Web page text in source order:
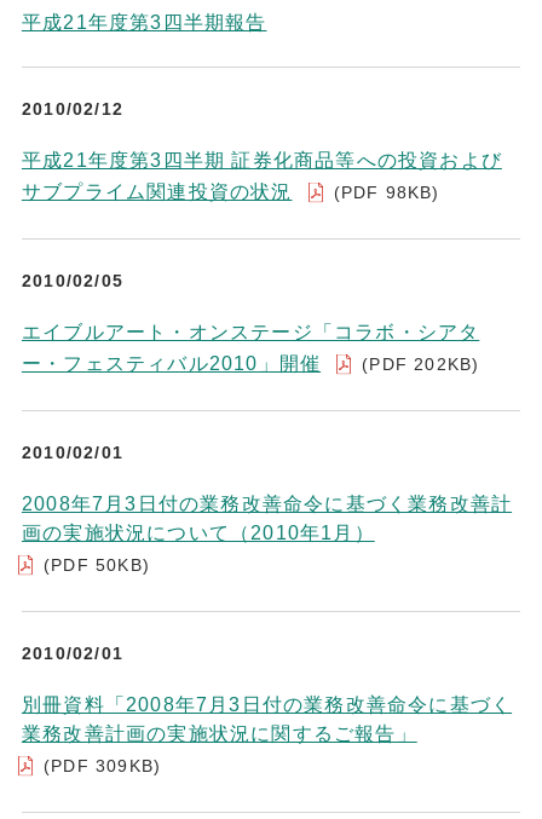
平成21年度第3四半期報告
2010/02/12
平成21年度第3四半期 証券化商品等への投資および
サブプライム関連投資の状況
(PDF 98KB)
2010/02/05
エイブルアート・オンステージ「コラボ・シアタ
ー・フェスティバル2010」開催
(PDF 202KB)
2010/02/01
2008年7月3日付の業務改善命令に基づく業務改善計
画の実施状況について（2010年1月）
(PDF 50KB)
2010/02/01
別冊資料「2008年7月3日付の業務改善命令に基づく
業務改善計画の実施状況に関するご報告」
(PDF 309KB)